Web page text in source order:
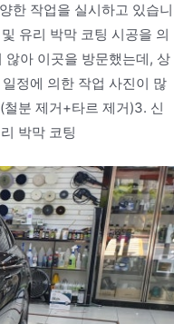
한 작업을 실시하고 있습니
유리 박막 코팅 시공을 의
아 이곳을 방문했는데, 상
정에 의한 작업 사진이 많
분 제거+타르 제거)3. 신
박막 코팅